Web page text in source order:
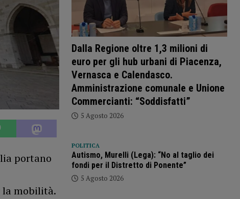
portano
la mobilità.
Dalla Regione oltre 1,3 milioni di
euro per gli hub urbani di Piacenza,
Vernasca e Calendasco.
Amministrazione comunale e Unione
Commercianti: “Soddisfatti”
5 Agosto 2026
POLITICA
Autismo, Murelli (Lega): “No al taglio dei
fondi per il Distretto di Ponente”
5 Agosto 2026